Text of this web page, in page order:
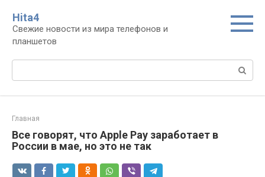
контенту
Нita4
Свежие новости из мира телефонов и
планшетов
Поиск:
Главная
Все говорят, что Apple Pay заработает в
России в мае, но это не так